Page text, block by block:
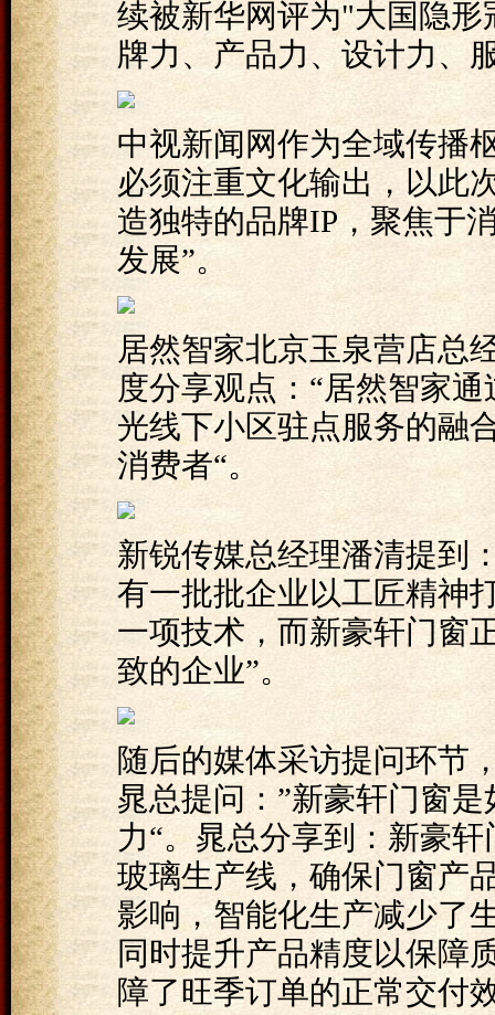
续被新华网评为"大国隐
牌力、产品力、设计力、
中视新闻网作为全域传播
必须注重文化输出，以此
造独特的品牌IP，聚焦于
发展”。
居然智家北京玉泉营店总
度分享观点：“居然智家
光线下小区驻点服务的融
消费者“。
新锐传媒总经理潘清提到
有一批批企业以工匠精神
一项技术，而新豪轩门窗
致的企业”。
随后的媒体采访提问环节
晁总提问：”新豪轩门窗
力“。晁总分享到：新豪
玻璃生产线，确保门窗产
影响，智能化生产减少了
同时提升产品精度以保障
障了旺季订单的正常交付